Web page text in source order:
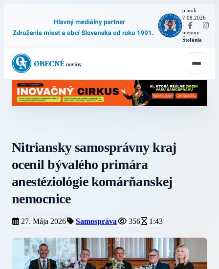
piatok
7.08.2026
·
meniny:
Štefánia
Nitriansky samosprávny kraj
ocenil bývalého primára
anestéziológie komárňanskej
nemocnice
27. Mája 2026 Samospráva 356 1:43